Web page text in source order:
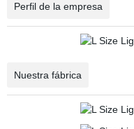
Perfil de la empresa
Nuestra fábrica